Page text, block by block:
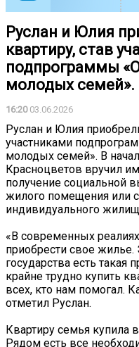
Руслан и Юлия
квартиру, став
подпрограммы
молодых семей».
16:2003.06.2026
Руслан и Юлия
участниками
молодых семей». В
Красноцветов вручил
получение социальной
жилого помещения или
индивидуального
«В современных
приобрести свое жилье.
государства есть
крайне трудно купить
всех, кто нам помогал.
отметил Руслан.
Квартиру семья купила
Рядом есть все